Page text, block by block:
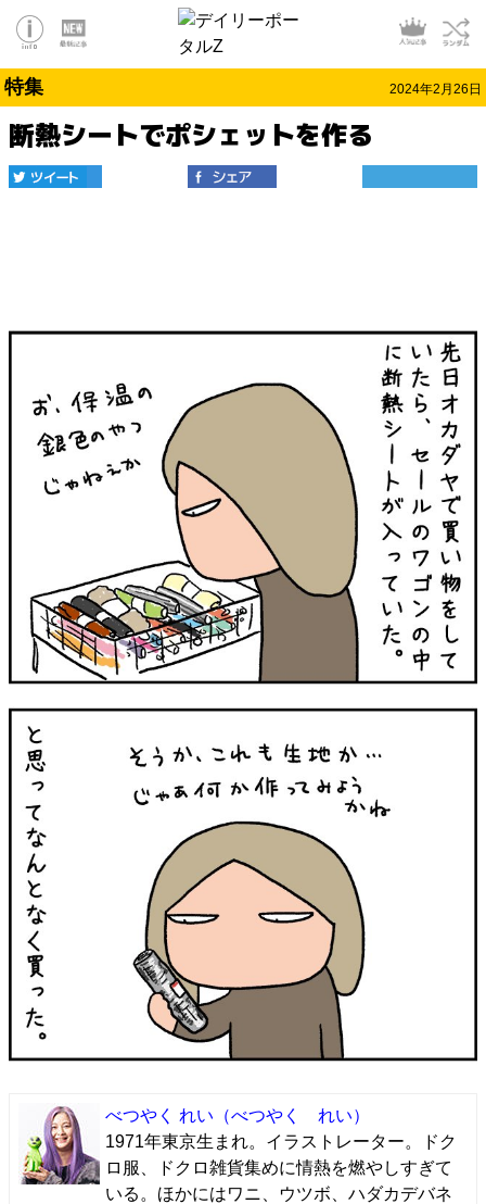
特集 2024年2月26日
断熱シートでポシェットを作る
べつやく れい （べつやく れい）
1971年東京生まれ。イラストレーター。ドク
ロ服、ドクロ雑貨集めに情熱を燃やしすぎて
いる。ほかにはワニ、ウツボ、ハダカデバネ